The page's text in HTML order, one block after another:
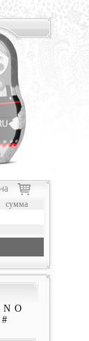
сумма
N O
#